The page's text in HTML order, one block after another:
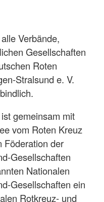
Verbände,
Gesellschaften
Roten
Stralsund e. V.
gemeinsam mit
vom Roten Kreuz
Föderation der
Gesellschaften
Nationalen
Gesellschaften ein
Rotkreuz- und